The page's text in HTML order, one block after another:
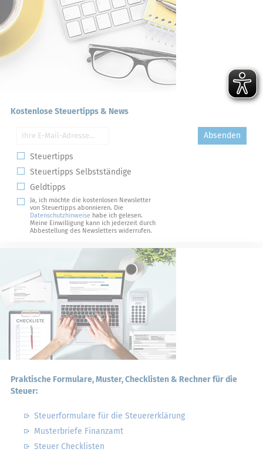
Kostenlose Steuertipps & News
Absenden
Steuertipps
Steuertipps Selbstständige
Geldtipps
Ja, ich möchte die kostenlosen Newsletter
von Steuertipps abonnieren. Die
Datenschutzhinweise habe ich gelesen.
Meine Einwilligung kann ich jederzeit durch
Abbestellung des Newsletters widerrufen.
Praktische Formulare, Muster, Checklisten & Rechner für die
Steuer:
Steuerformulare für die Steuererklärung
Musterbriefe Finanzamt
Steuer Checklisten